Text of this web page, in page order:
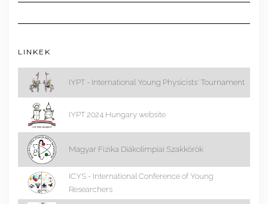
LINKEK
IYPT - International Young Physicists' Tournament
IYPT 2024 Hungary website
Magyar Fizika Diákolimpiai Szakkörök
ICYS - International Conference of Young
Researchers